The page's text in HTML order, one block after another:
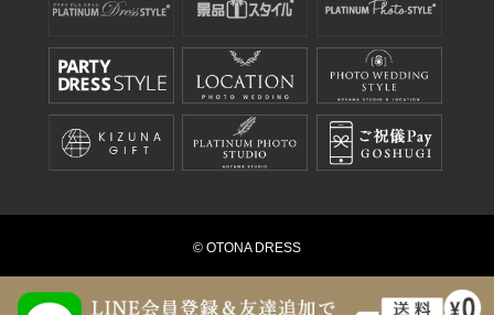
© OTONA DRESS